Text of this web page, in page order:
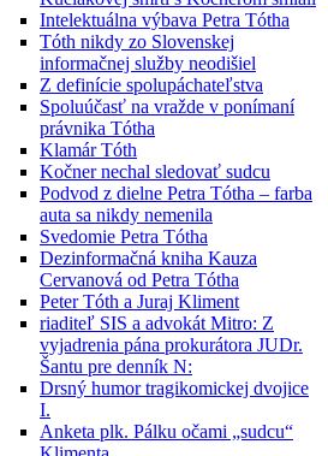
Intelektuálna výbava Petra Tótha
Tóth nikdy zo Slovenskej
informačnej služby neodišiel
Z definície spolupáchateľstva
Spoluúčasť na vražde v ponímaní
právnika Tótha
Klamár Tóth
Kočner nechal sledovať sudcu
Podvod z dielne Petra Tótha – farba
auta sa nikdy nemenila
Svedomie Petra Tótha
Dezinformačná kniha Kauza
Cervanová od Petra Tótha
Peter Tóth a Juraj Kliment
riaditeľ SIS a advokát Mitro: Z
vyjadrenia pána prokurátora JUDr.
Šantu pre denník N:
Drsný humor tragikomickej dvojice
I.
Anketa plk. Pálku očami „sudcu“